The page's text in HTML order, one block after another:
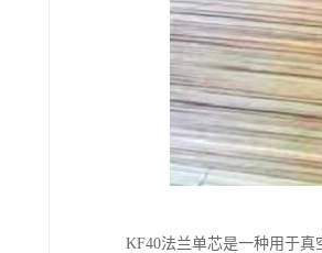
KF40法兰单芯是一种用于真